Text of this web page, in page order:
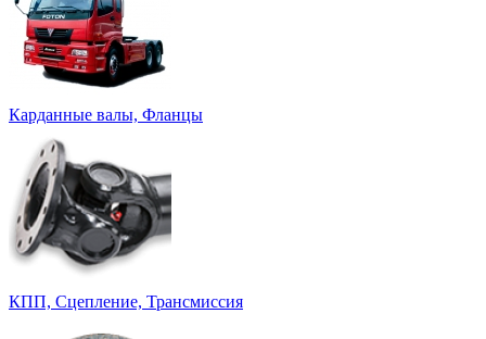
Карданные валы, Фланцы
КПП, Сцепление, Трансмиссия